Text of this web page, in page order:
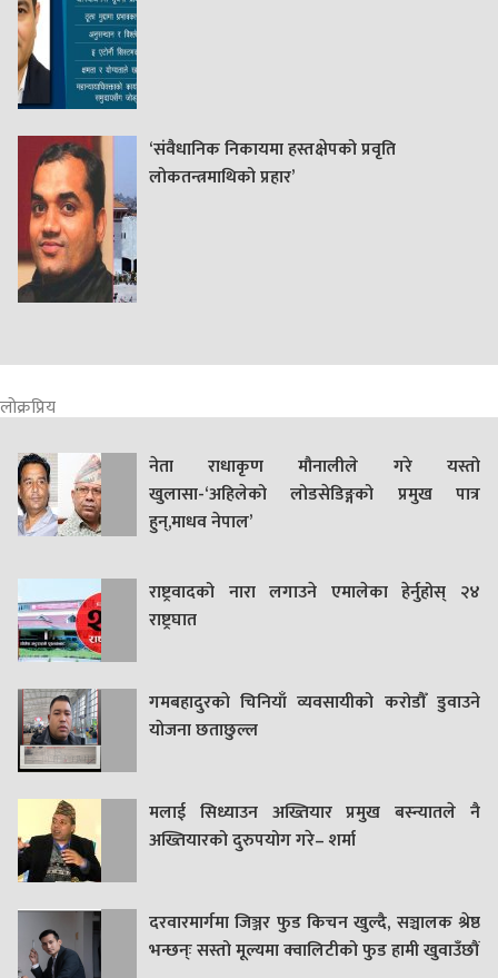
‘संवैधानिक निकायमा हस्तक्षेपको प्रवृति
लोकतन्त्रमाथिको प्रहार’
लोक्रप्रिय
नेता राधाकृण मौनालीले गरे यस्तो
खुलासा-‘अहिलेको लोडसेडिङ्गको प्रमुख पात्र
हुन्,माधव नेपाल’
राष्ट्रवादको नारा लगाउने एमालेका हेर्नुहोस् २४
राष्ट्रघात
गमबहादुरकाे चिनियाँ व्यवसायीको करोडौँ डुवाउने
याेजना छताछुल्ल
मलाई सिध्याउन अख्तियार प्रमुख बस्न्यातले नै
अख्तियारको दुरुपयोग गरे– शर्मा
दरवारमार्गमा जिञ्जर फुड किचन खुल्दै, सञ्चालक श्रेष्ठ
भन्छन्ः सस्तो मूल्यमा क्वालिटीको फुड हामी खुवाउँछौं